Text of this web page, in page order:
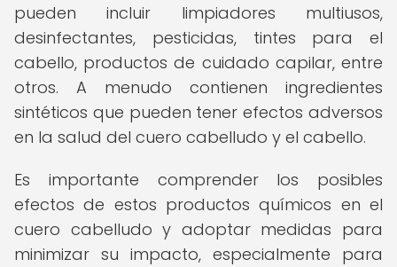
pueden incluir limpiadores multiusos,
desinfectantes, pesticidas, tintes para el
cabello, productos de cuidado capilar, entre
otros. A menudo contienen ingredientes
sintéticos que pueden tener efectos adversos
en la salud del cuero cabelludo y el cabello.
Es importante comprender los posibles
efectos de estos productos químicos en el
cuero cabelludo y adoptar medidas para
minimizar su impacto, especialmente para